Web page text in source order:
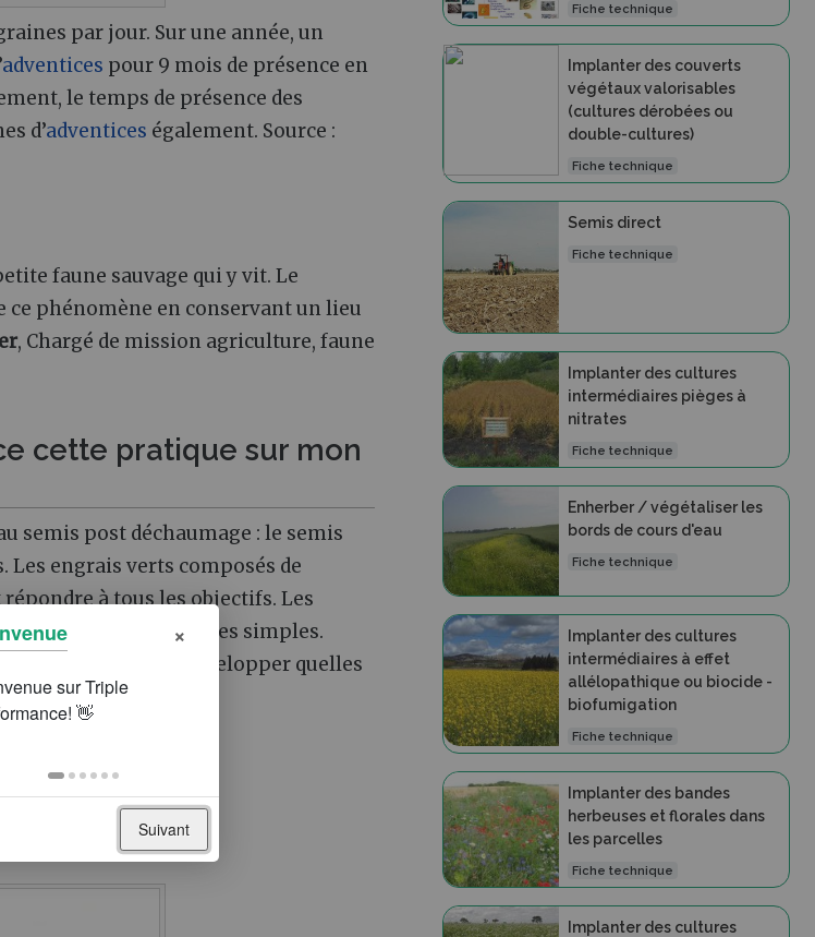
par jour. Sur une année, un
adventices pour 9 mois de présence en
le temps de présence des
d’adventices également. Source :
faune sauvage qui y vit. Le
ce phénomène en conservant un lieu
, Chargé de mission agriculture, faune
cette pratique sur mon
semis post déchaumage : le semis
Les engrais verts composés de
à tous les objectifs. Les
que les mélanges simples.
arriveront à se développer quelles
les adventices
facilement[6].
Fiche technique
Implanter des couverts
végétaux valorisables
(cultures dérobées ou
double-cultures)
Fiche technique
Semis direct
Fiche technique
Implanter des cultures
intermédiaires pièges à
nitrates
Fiche technique
Enherber / végétaliser les
bords de cours d'eau
Fiche technique
Implanter des cultures
intermédiaires à effet
allélopathique ou biocide -
biofumigation
Fiche technique
Implanter des bandes
herbeuses et florales dans
les parcelles
Fiche technique
Implanter des cultures
×
Suivant